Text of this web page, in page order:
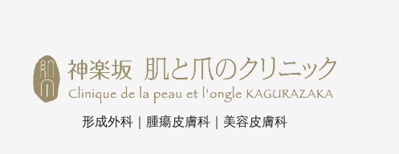
形成外科｜腫瘍皮膚科｜美容皮膚科